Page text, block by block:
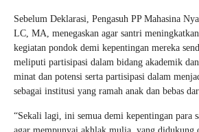
Sebelum Deklarasi, Pengasuh PP Mahasina
LC, MA, menegaskan agar santri
kegiatan pondok demi kepentingan mereka
meliputi partisipasi dalam bidang akademik
minat dan potensi serta partisipasi dalam
sebagai institusi yang ramah anak dan bebas
“Sekali lagi, ini semua demi kepentingan para